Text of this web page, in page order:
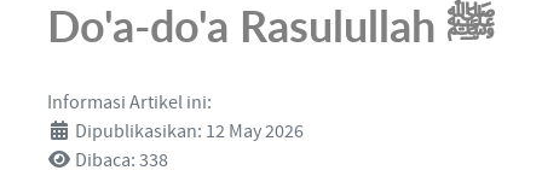
Do'a-do'a Rasulullah ﷺ
Informasi Artikel ini:
Dipublikasikan: 12 May 2026
Dibaca: 338